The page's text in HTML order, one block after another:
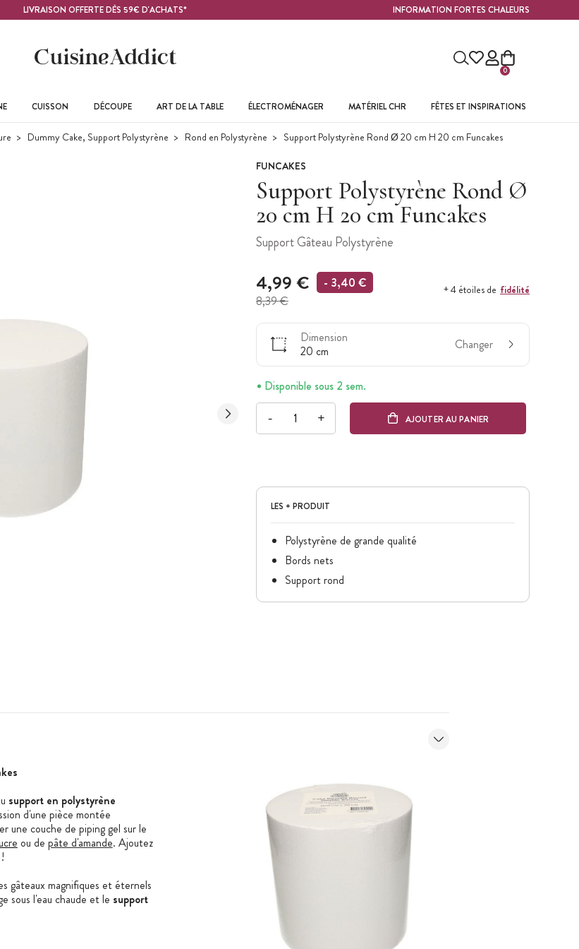
LIVRAISON OFFERTE DÈS 59€ D'ACHATS* INFORMATION FORTES CHALEURS
0
CUISSON DÉCOUPE ART DE LA TABLE ÉLECTROMÉNAGER MATÉRIEL CHR FÊTES ET INSPIRATIONS
Dummy Cake, Support Polystyrène Rond en Polystyrène Support Polystyrène Rond Ø 20 cm H 20 cm Funcakes
FUNCAKES
Support Polystyrène Rond Ø
20 cm H 20 cm Funcakes
Support Gâteau Polystyrène
4,99 €
8,39 €
- 3,40 € + 4 étoiles de fidélité
Dimension
20 cm
Changer
Disponible sous 2 sem.
- + AJOUTER AU PANIER
LES + PRODUIT
Polystyrène de grande qualité
Bords nets
Support rond
support en polystyrène
d'une pièce montée
une couche de piping gel sur le
ou de pâte d'amande. Ajoutez
gâteaux magnifiques et éternels
sous l'eau chaude et le support